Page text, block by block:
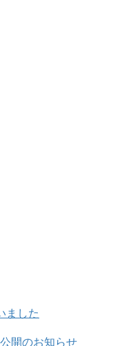
ました
開のお知らせ